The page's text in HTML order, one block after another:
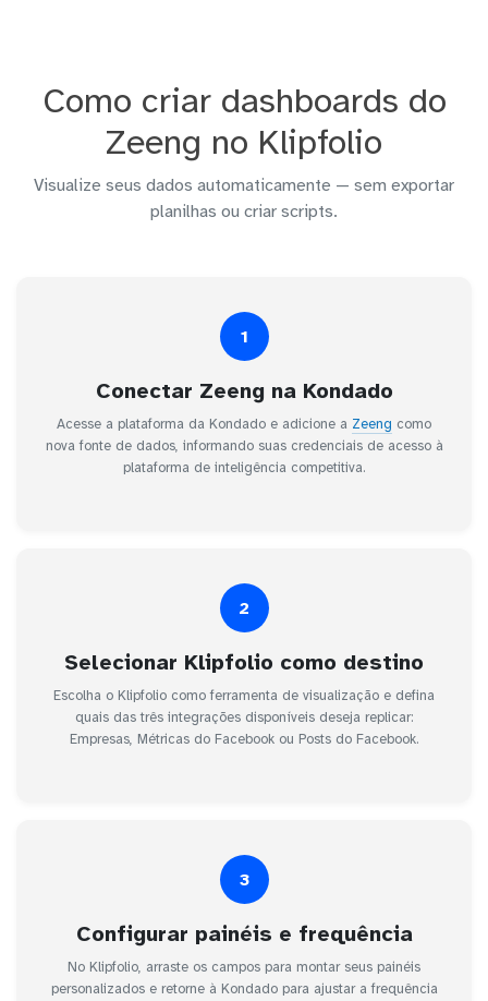
Como criar dashboards do
Zeeng no Klipfolio
Visualize seus dados automaticamente — sem exportar
planilhas ou criar scripts.
1
Conectar Zeeng na Kondado
Acesse a plataforma da Kondado e adicione a Zeeng como
nova fonte de dados, informando suas credenciais de acesso à
plataforma de inteligência competitiva.
2
Selecionar Klipfolio como destino
Escolha o Klipfolio como ferramenta de visualização e defina
quais das três integrações disponíveis deseja replicar:
Empresas, Métricas do Facebook ou Posts do Facebook.
3
Configurar painéis e frequência
No Klipfolio, arraste os campos para montar seus painéis
personalizados e retorne à Kondado para ajustar a frequência